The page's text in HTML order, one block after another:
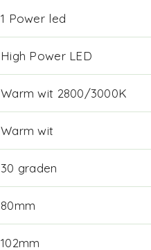
1 Power led
High Power LED
Warm wit 2800/3000K
Warm wit
30 graden
80mm
102mm